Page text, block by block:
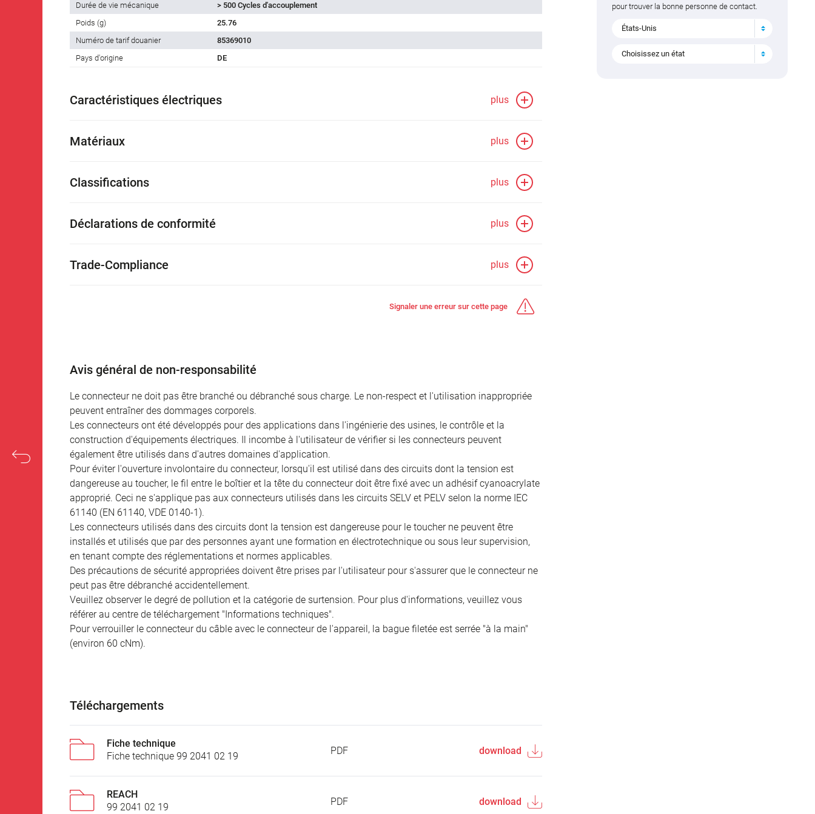
Durée de vie mécanique
> 500 Cycles d'accouplement
Poids (g)
25.76
Numéro de tarif douanier
85369010
Pays d'origine
DE
Caractéristiques électriques plus
Matériaux plus
Classifications plus
Déclarations de conformité plus
Trade-Compliance plus
Signaler une erreur sur cette page
Avis général de non-responsabilité
Le connecteur ne doit pas être branché ou débranché sous charge. Le non-respect et l'utilisation inappropriée
peuvent entraîner des dommages corporels.
Les connecteurs ont été développés pour des applications dans l'ingénierie des usines, le contrôle et la
construction d'équipements électriques. Il incombe à l'utilisateur de vérifier si les connecteurs peuvent
également être utilisés dans d'autres domaines d'application.
Pour éviter l'ouverture involontaire du connecteur, lorsqu'il est utilisé dans des circuits dont la tension est
dangereuse au toucher, le fil entre le boîtier et la tête du connecteur doit être fixé avec un adhésif cyanoacrylate
approprié. Ceci ne s'applique pas aux connecteurs utilisés dans les circuits SELV et PELV selon la norme IEC
61140 (EN 61140, VDE 0140-1).
Les connecteurs utilisés dans des circuits dont la tension est dangereuse pour le toucher ne peuvent être
installés et utilisés que par des personnes ayant une formation en électrotechnique ou sous leur supervision,
en tenant compte des réglementations et normes applicables.
Des précautions de sécurité appropriées doivent être prises par l'utilisateur pour s'assurer que le connecteur ne
peut pas être débranché accidentellement.
Veuillez observer le degré de pollution et la catégorie de surtension. Pour plus d'informations, veuillez vous
référer au centre de téléchargement "Informations techniques".
Pour verrouiller le connecteur du câble avec le connecteur de l'appareil, la bague filetée est serrée "à la main"
(environ 60 cNm).
Téléchargements
Fiche technique
Fiche technique 99 2041 02 19
PDF download
REACH
99 2041 02 19
PDF download
pour trouver la bonne personne de contact.
États-Unis
Choisissez un état